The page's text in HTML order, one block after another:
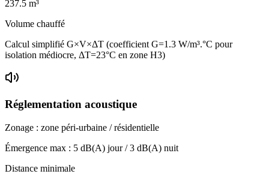
237.5 m³
Volume chauffé
Calcul simplifié G×V×ΔT (coefficient G=1.3 W/m³.°C pour
isolation médiocre, ΔT=23°C en zone H3)
Réglementation acoustique
Zonage : zone péri-urbaine / résidentielle
Émergence max : 5 dB(A) jour /3 dB(A) nuit
Distance minimale